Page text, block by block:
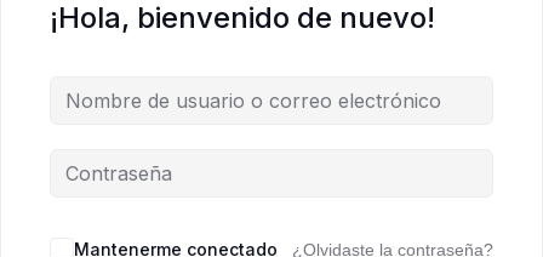
¡Hola, bienvenido de nuevo!
Mantenerme conectado ¿Olvidaste la contraseña?